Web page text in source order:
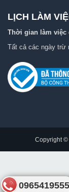
LỊCH LÀM
Thời gian làm việc
Tất cả các ngày trừ
Copyright ©
0965419555